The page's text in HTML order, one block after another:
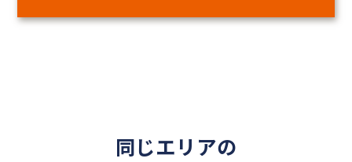
同じエリアの